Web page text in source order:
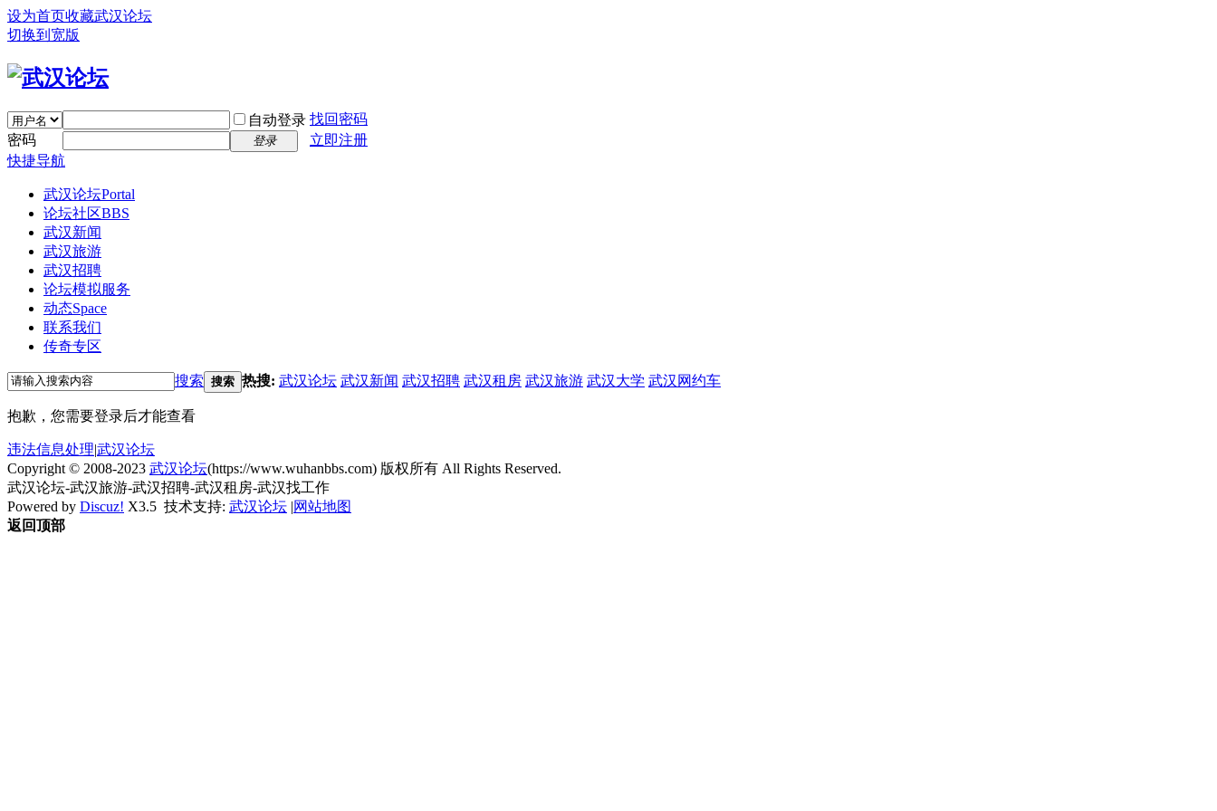
设为首页收藏武汉论坛
切换到宽版
自动登录 找回密码
密码
登录
立即注册
快捷导航
武汉论坛Portal
论坛社区BBS
武汉新闻
武汉旅游
武汉招聘
论坛模拟服务
动态Space
联系我们
传奇专区
搜索 搜索 热搜: 武汉论坛 武汉新闻 武汉招聘 武汉租房 武汉旅游 武汉大学 武汉网约车
抱歉，您需要登录后才能查看
违法信息处理|武汉论坛
Copyright © 2008-2023 武汉论坛(https://www.wuhanbbs.com) 版权所有 All Rights Reserved.
武汉论坛-武汉旅游-武汉招聘-武汉租房-武汉找工作
Powered by Discuz! X3.5 技术支持: 武汉论坛 |网站地图
返回顶部